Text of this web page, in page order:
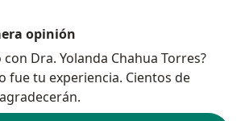
opinión
con Dra. Yolanda Chahua Torres?
fue tu experiencia. Cientos de